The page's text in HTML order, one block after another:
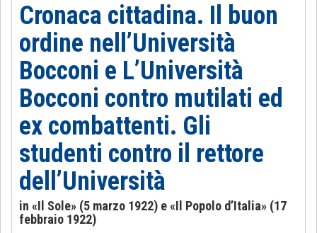
Cronaca cittadina. Il buon
ordine nell’Università
Bocconi e L’Università
Bocconi contro mutilati ed
ex combattenti. Gli
studenti contro il rettore
dell’Università
in «Il Sole» (5 marzo 1922) e «Il Popolo d’Italia» (17
febbraio 1922)